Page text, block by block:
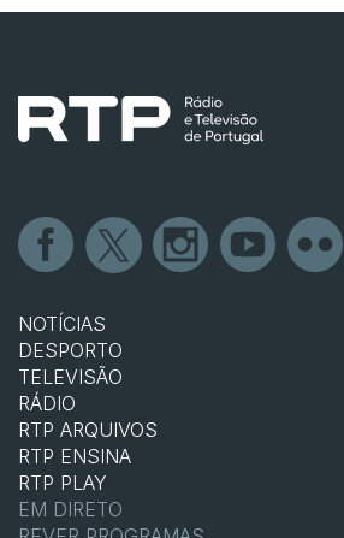
NOTÍCIAS
DESPORTO
TELEVISÃO
RÁDIO
RTP ARQUIVOS
RTP ENSINA
RTP PLAY
EM DIRETO